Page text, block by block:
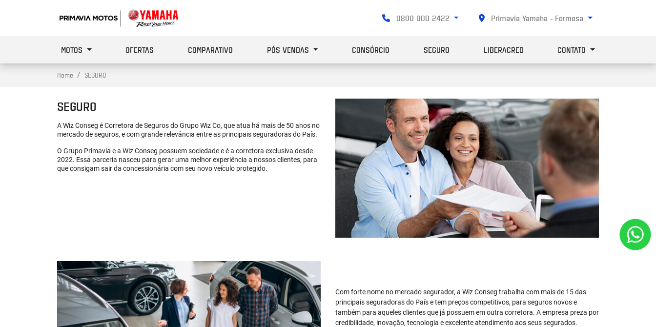
0800 000 2422 Primavia Yamaha - Formosa
MOTOS OFERTAS COMPARATIVO PÓS-VENDAS CONSÓRCIO SEGURO LIBERACRED CONTATO
Home SEGURO
SEGURO
A Wiz Conseg é Corretora de Seguros do Grupo Wiz Co, que atua há mais de 50 anos no
mercado de seguros, e com grande relevância entre as principais seguradoras do País.
O Grupo Primavia e a Wiz Conseg possuem sociedade e é a corretora exclusiva desde
2022. Essa parceria nasceu para gerar uma melhor experiência a nossos clientes, para
que consigam sair da concessionária com seu novo veículo protegido.
Com forte nome no mercado segurador, a Wiz Conseg trabalha com mais de 15 das
principais seguradoras do País e tem preços competitivos, para seguros novos e
também para aqueles clientes que já possuem em outra corretora. A empresa preza por
credibilidade, inovação, tecnologia e excelente atendimento aos seus segurados.